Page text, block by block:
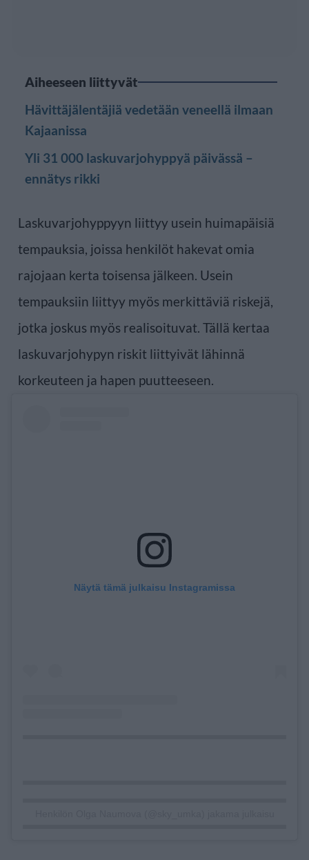
Aiheeseen liittyvät
Hävittäjälentäjiä vedetään veneellä ilmaan
Kajaanissa
Yli 31 000 laskuvarjohyppyä päivässä –
ennätys rikki
Laskuvarjohyppyyn liittyy usein huimapäisiä
tempauksia, joissa henkilöt hakevat omia
rajojaan kerta toisensa jälkeen. Usein
tempauksiin liittyy myös merkittäviä riskejä,
jotka joskus myös realisoituvat. Tällä kertaa
laskuvarjohypyn riskit liittyivät lähinnä
korkeuteen ja hapen puutteeseen.
Näytä tämä julkaisu Instagramissa